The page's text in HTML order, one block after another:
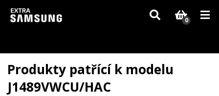
Vzhledem k aktuální situaci se může dodání dílů, které nejsou skladem,
zpozdit. Děkujeme za pochopení.
0
Produkty patřící k modelu
J1489VWCU/HAC